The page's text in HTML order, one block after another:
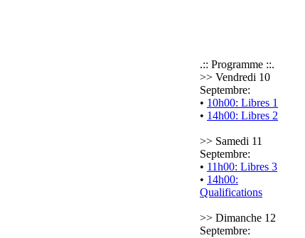
.:: Programme ::.
>> Vendredi 10
Septembre:
• 10h00: Libres 1
• 14h00: Libres 2
>> Samedi 11
Septembre:
• 11h00: Libres 3
• 14h00:
Qualifications
>> Dimanche 12
Septembre: